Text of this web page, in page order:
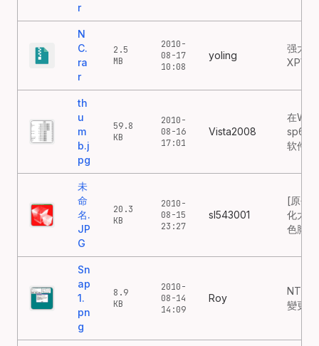
r
N
C.
ra
r
2.5
MB
2010-
08-17
10:08
yoling
强大
XP可
th
u
m
b.j
pg
59.8
KB
2010-
08-16
17:01
Vista2008
在
sp6a
软件
未
命
名.
JP
G
20.3
KB
2010-
08-15
23:27
sl543001
[原创]
化大
色脚
Sn
ap
1.
pn
g
8.9
KB
2010-
08-14
14:09
Roy
NT
變更